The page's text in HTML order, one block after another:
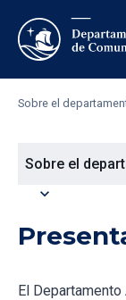
Sobre el
Sobre el
expand_more
El